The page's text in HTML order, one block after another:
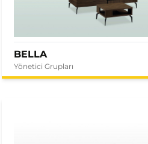
BELLA
Yönetici Grupları